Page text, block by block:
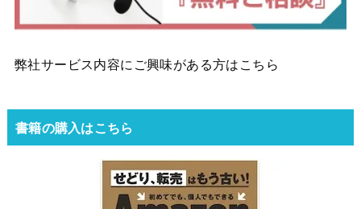
弊社サービス内容にご興味がある方はこちら
書籍の購入はこちら